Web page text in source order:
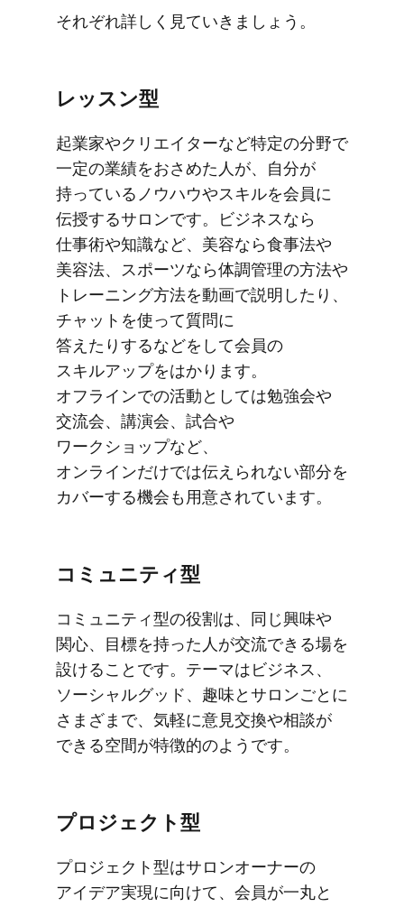
それぞれ詳しく​見ていきましょう。
レッスン型
起業家や​クリエイターなど​特定の​分野で​
一定の​業績を​おさめた​人が、​自分が​
持っている​ノウハウや​スキルを​会員に​
伝授する​サロンです。​ビジネスなら​
仕事術や​知識など、​美容なら​食事法や​
美容法、​スポーツなら​体調管理の​方​法や​
トレーニング方​法を​動画で​説明したり、​
チャットを​使って​質問に​
答えたりするなどを​して​会員の​
スキルアップを​はかります。​
オフラインでの​活動と​しては​勉強会や​
交流会、​講演会、​試合や​
ワークショップなど、​
オンラインだけでは​伝えられない​部分を​
カバーする​機会も​用意されています。
コミュニティ型
コミュニティ型の​役割は、​同じ​興味や​
関心、​目標を​持った​人が​交流できる​場を​
設ける​ことです。​テーマは​ビジネス、​
ソーシャルグッド、​趣味と​サロンごとに​
さまざまで、​気軽に​意見交換や​相談が​
できる​空間が​特徴的の​ようです。
プロジェクト型
プロジェクト型は​サロンオーナーの​
アイデア実現に​向けて、​会員が​一丸と​